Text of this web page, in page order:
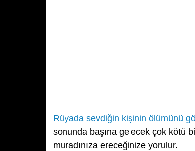
Rüyada sevdiğin kişinin ölümünü
sonunda başına gelecek çok kötü
muradınıza ereceğinize yorulur.